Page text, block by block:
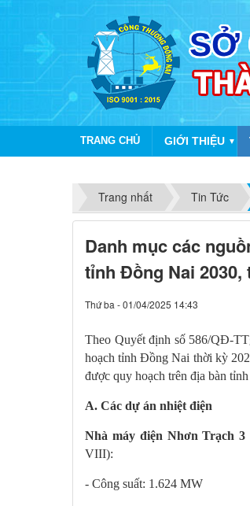
TRANG CHỦ GIỚI THIỆU ▼
Trang nhất
Tin Tức
Danh mục các
tỉnh Đồng Nai 2030,
Thứ ba - 01/04/2025 14:43
Theo Quyết định số 586/QĐ-
hoạch tỉnh Đồng Nai thời kỳ
được quy hoạch trên địa bàn
A. Các dự án nhiệt điện
Nhà máy điện Nhơn Trạch
VIII):
- Công suất: 1.624 MW